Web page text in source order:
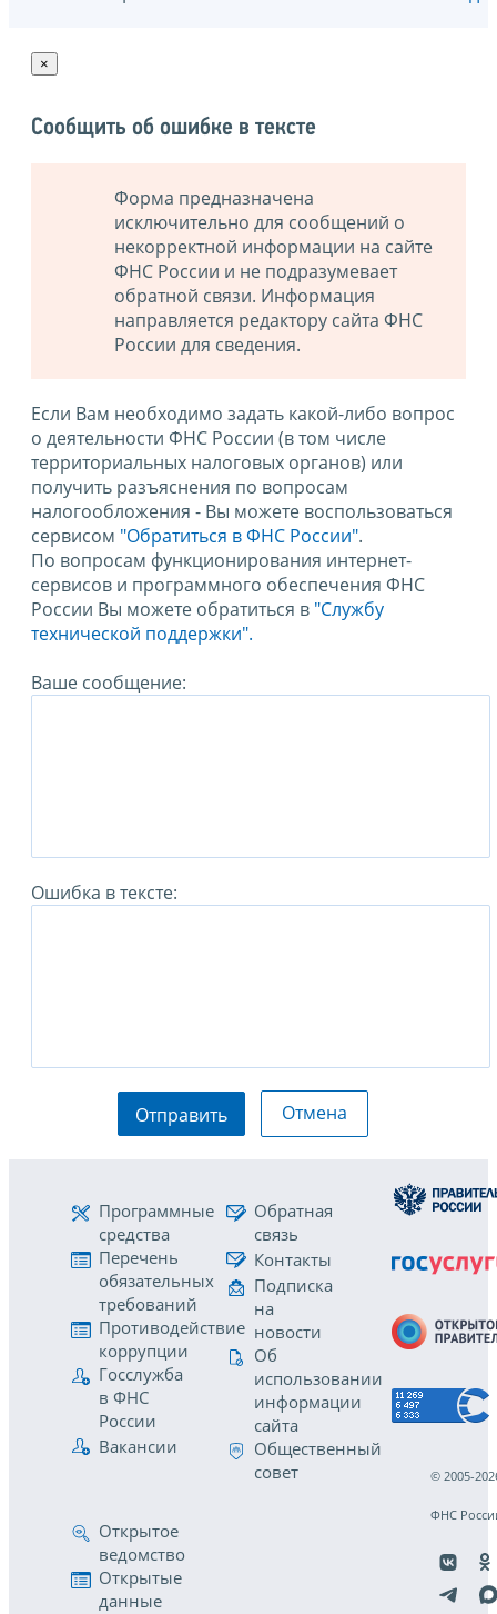
×
Сообщить об ошибке в тексте
Форма предназначена
исключительно для сообщений о
некорректной информации на сайте
ФНС России и не подразумевает
обратной связи. Информация
направляется редактору сайта ФНС
России для сведения.
Если Вам необходимо задать какой-либо вопрос
о деятельности ФНС России (в том числе
территориальных налоговых органов) или
получить разъяснения по вопросам
налогообложения - Вы можете воспользоваться
сервисом "Обратиться в ФНС России".
По вопросам функционирования интернет-
сервисов и программного обеспечения ФНС
России Вы можете обратиться в "Службу
технической поддержки".
Ваше сообщение:
Ошибка в тексте:
Отправить Отмена
Программные
средства
Перечень
обязательных
требований
Противодействие
коррупции
Госслужба
в ФНС
России
Вакансии
Обратная
связь
Контакты
Подписка
на
новости
Об
использовании
информации
сайта
Общественный
совет
Открытое
ведомство
Открытые
данные
© 2005-
ФНС